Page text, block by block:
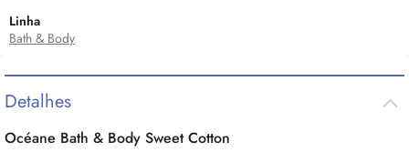
Linha
Bath & Body
Detalhes
Océane Bath & Body Sweet Cotton